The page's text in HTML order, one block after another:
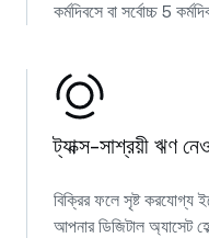
কর্মদিবসে বা সর্বোচ্চ 5
ট্যাক্স-সাশ্রয়ী ঋণ
বিক্রির ফলে সৃষ্ট করযোগ্য
আপনার ডিজিটাল অ্যাসেট